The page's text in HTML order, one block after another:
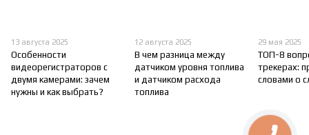
13 августа 2025
Особенности
видеорегистраторов с
двумя камерами: зачем
нужны и как выбрать?
12 августа 2025
В чем разница между
датчиком уровня топлива
и датчиком расхода
топлива
29 мая 2025
ТОП-8
трекерах:
словами о